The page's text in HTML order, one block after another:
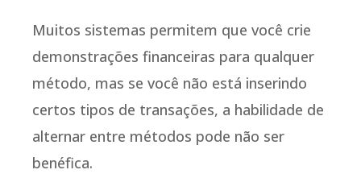
Muitos sistemas permitem que você crie
demonstrações financeiras para qualquer
método, mas se você não está inserindo
certos tipos de transações, a habilidade de
alternar entre métodos pode não ser
benéfica.